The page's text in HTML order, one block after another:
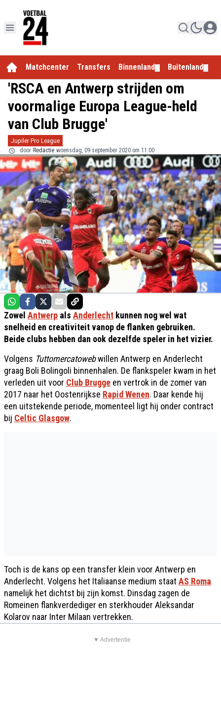
Matchcenter Transfers Binnenland Buitenland
'RSCA en Antwerp strijden om
voormalige Europa League-held
van Club Brugge'
Jupiler Pro League
door Redactie woensdag, 09 september 2020 om 11:00
Zowel Antwerp als Anderlecht kunnen nog wel wat
snelheid en creativiteit vanop de flanken gebruiken.
Beide clubs hebben dan ook dezelfde speler in het vizier.
Volgens Tuttomercatowebwillen Antwerp en Anderlecht
graag Boli Bolingoli binnenhalen. De flankspeler kwam in het
verleden uit voor Club Brugge en vertrok in de zomer van
2017 naar het Oostenrijkse Rapid Wenen. Daar kende hij
een uitstekende periode, momenteel ligt hij onder contract
bij Celtic Glasgow.
Toch is de kans op een transfer klein voor Antwerp en
Anderlecht. Volgens het Italiaanse medium staat AS Roma
namelijk het dichtst bij zijn komst. Dinsdag zagen de
Romeinen flankverdediger en sterkhouder Aleksandar
Kolarov naar Inter Milaan vertrekken.
▼ Advertentie